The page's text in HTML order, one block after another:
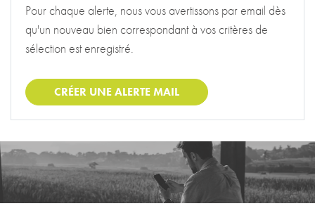
Pour chaque alerte, nous vous avertissons par email dès
qu'un nouveau bien correspondant à vos critères de
sélection est enregistré.
CRÉER UNE ALERTE MAIL